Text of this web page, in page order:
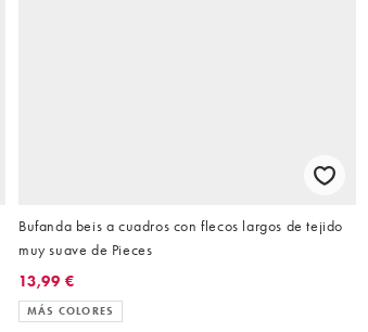
Bufanda beis a cuadros con flecos largos de tejido
muy suave de Pieces
13,99 €
MÁS COLORES